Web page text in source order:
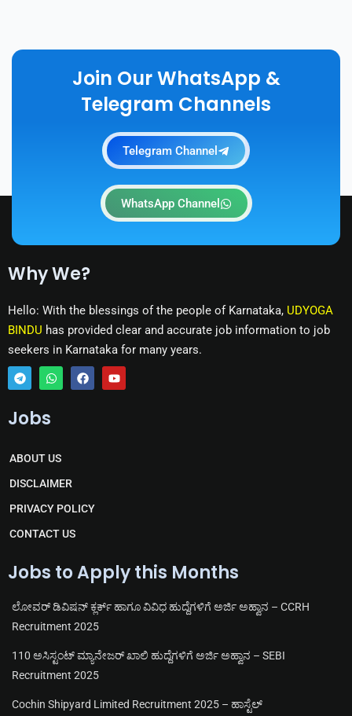
Join Our WhatsApp &
Telegram Channels
Telegram Channel
WhatsApp Channel
Why We?
Hello: With the blessings of the people of Karnataka, UDYOGA
BINDU has provided clear and accurate job information to job
seekers in Karnataka for many years.
T
l
r
a
m
W
a
a
p
p
F Y
Jobs
ABOUT US
DISCLAIMER
PRIVACY POLICY
CONTACT US
Jobs to Apply this Months
ಲೋವರ್ ಡಿವಿಷನ್ ಕ್ಲರ್ಕ್ ಹಾಗೂ ವಿವಿಧ ಹುದ್ದೆಗಳಿಗೆ ಅರ್ಜಿ ಅಹ್ವಾನ – CCRH
Recruitment 2025
110 ಅಸಿಸ್ಟಂಟ್ ಮ್ಯಾನೇಜರ್ ಖಾಲಿ ಹುದ್ದೆಗಳಿಗೆ ಅರ್ಜಿ ಅಹ್ವಾನ – SEBI
Recruitment 2025
Cochin Shipyard Limited Recruitment 2025 – ಹಾಸ್ಟೆಲ್